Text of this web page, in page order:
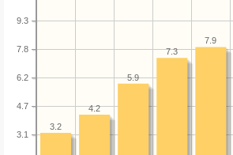
3.1
4.7
6.2
7.8
9.3
7.9
7.3
5.9
4.2
3.2